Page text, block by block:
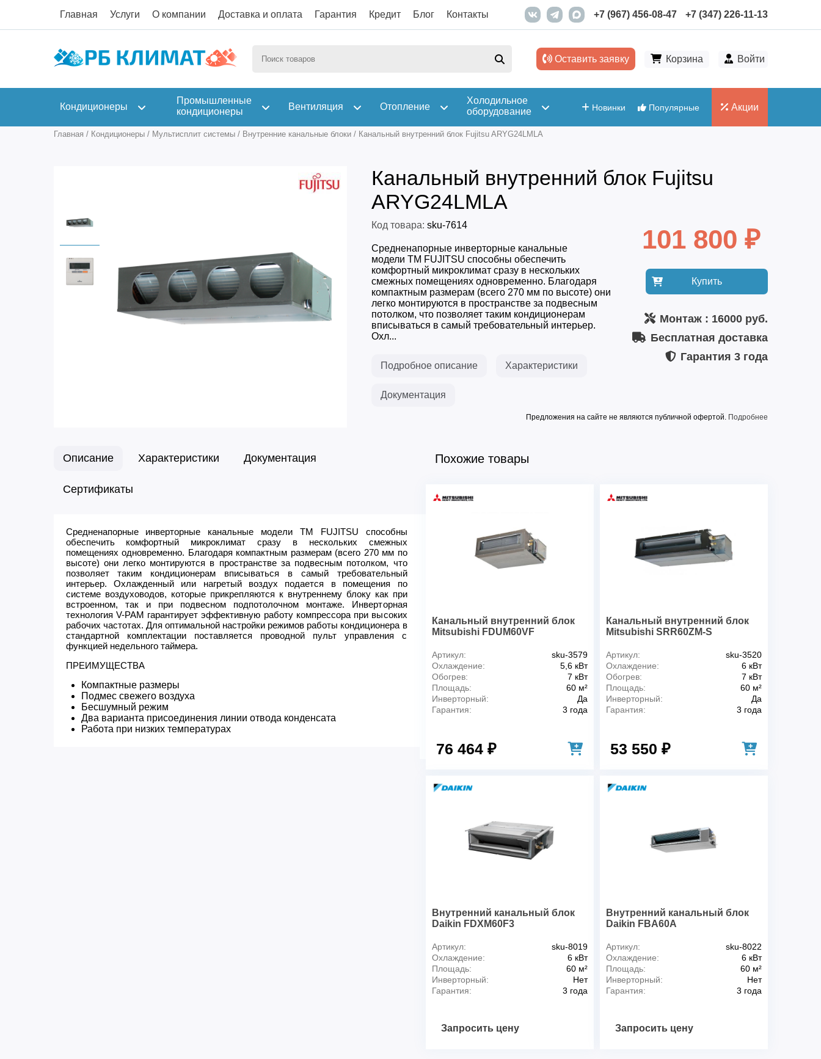
Главная Услуги О компании Доставка и оплата Гарантия Кредит Блог Контакты +7 (967) 456-08-47 +7 (347) 226-11-13
Оставить заявку Корзина Войти
Новинки Популярные Акции
Кондиционеры
Промышленные
кондиционеры
Вентиляция Отопление
Холодильное
оборудование
Главная / Кондиционеры / Мультисплит системы / Внутренние канальные блоки / Канальный внутренний блок Fujitsu ARYG24LMLA
Канальный внутренний блок Fujitsu
ARYG24LMLA
Код товара: sku-7614
Средненапорные инверторные канальные
модели ТМ FUJITSU способны обеспечить
комфортный микроклимат сразу в нескольких
смежных помещениях одновременно. Благодаря
компактным размерам (всего 270 мм по высоте) они
легко монтируются в пространстве за подвесным
потолком, что позволяет таким кондиционерам
вписываться в самый требовательный интерьер.
Охл...
Подробное описание Характеристики
Документация
101 800 ₽
Купить
Монтаж: 16000 руб.
Бесплатная доставка
Гарантия 3 года
Предложения на сайте не являются публичной офертой. Подробнее
Описание Характеристики Документация
Сертификаты
Средненапорные инверторные канальные модели ТМ FUJITSU способны
обеспечить комфортный микроклимат сразу в нескольких смежных
помещениях одновременно. Благодаря компактным размерам (всего 270 мм по
высоте) они легко монтируются в пространстве за подвесным потолком, что
позволяет таким кондиционерам вписываться в самый требовательный
интерьер. Охлажденный или нагретый воздух подается в помещения по
системе воздуховодов, которые прикрепляются к внутреннему блоку как при
встроенном, так и при подвесном подпотолочном монтаже. Инверторная
технология V-PAM гарантирует эффективную работу компрессора при высоких
рабочих частотах. Для оптимальной настройки режимов работы кондиционера в
стандартной комплектации поставляется проводной пульт управления с
функцией недельного таймера.
ПРЕИМУЩЕСТВА
Компактные размеры
Подмес свежего воздуха
Бесшумный режим
Два варианта присоединения линии отвода конденсата
Работа при низких температурах
Минимальная рекомендуемая площадь помещения, м2
38
Максимальная рекомендуемая площадь помещения, м2
64
Производительность, охлаждение, кВт
6,8
Максимальная длина трубопровода от наружного до внутреннего
блока, м
30
Вес внутреннего блока, кг
Авторегулирование воздушного потока
Автоматический перезапуск
Автоматический выбор рабочего режима
Режим энергосбережения
Похожие товары
Канальный внутренний блок
Mitsubishi FDUM60VF
Артикул:
sku-3579
Охлаждение:
5,6 кВт
Обогрев:
7 кВт
Площадь:
60 м²
Инверторный:
Да
Гарантия:
3 года
76 464 ₽
Канальный внутренний блок
Mitsubishi SRR60ZM-S
Артикул:
sku-3520
Охлаждение:
6 кВт
Обогрев:
7 кВт
Площадь:
60 м²
Инверторный:
Да
Гарантия:
3 года
53 550 ₽
Внутренний канальный блок
Daikin FDXM60F3
Артикул:
sku-8019
Охлаждение:
6 кВт
Площадь:
60 м²
Инверторный:
Нет
Гарантия:
3 года
Запросить цену
Внутренний канальный блок
Daikin FBA60A
Артикул:
sku-8022
Охлаждение:
6 кВт
Площадь:
60 м²
Инверторный:
Нет
Гарантия:
3 года
Запросить цену